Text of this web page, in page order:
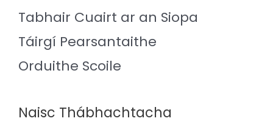
Tabhair Cuairt ar an Siopa
Táirgí Pearsantaithe
Orduithe Scoile
Naisc Thábhachtacha